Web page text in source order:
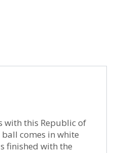
with this Republic of
comes in white
finished with the